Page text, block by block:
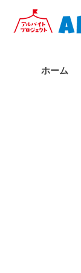
ホーム